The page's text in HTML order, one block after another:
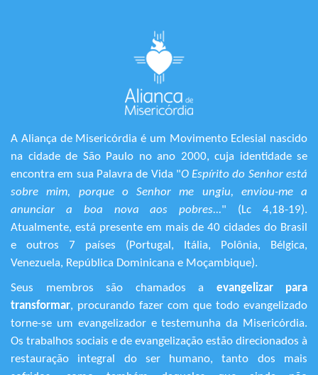
A Aliança de Misericórdia é um Movimento Eclesial nascido
na cidade de São Paulo no ano 2000, cuja identidade se
encontra em sua Palavra de Vida "O Espírito do Senhor está
sobre mim, porque o Senhor me ungiu, enviou-me a
anunciar a boa nova aos pobres..." (Lc 4,18-19).
Atualmente, está presente em mais de 40 cidades do Brasil
e outros 7 países (Portugal, Itália, Polônia, Bélgica,
Venezuela, República Dominicana e Moçambique).
Seus membros são chamados a evangelizar para
transformar, procurando fazer com que todo evangelizado
torne-se um evangelizador e testemunha da Misericórdia.
Os trabalhos sociais e de evangelização estão direcionados à
restauração integral do ser humano, tanto dos mais